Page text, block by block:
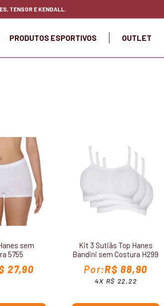
TENSOR E KENDALL.
PRODUTOS ESPORTIVOS OUTLET
sem
5755
27,90
Kit 3 Sutiãs Top Hanes
Bandini sem Costura H299
R$ 88,90
4X R$ 22,22